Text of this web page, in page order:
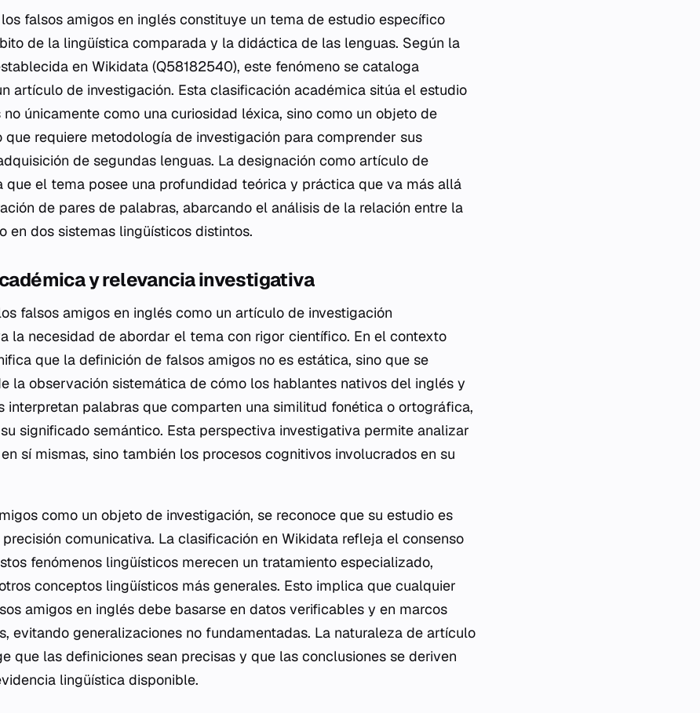
falsos amigos en inglés constituye un tema de estudio específico
de la lingüística comparada y la didáctica de las lenguas. Según la
en Wikidata (Q58182540), este fenómeno se cataloga
artículo de investigación. Esta clasificación académica sitúa el estudio
únicamente como una curiosidad léxica, sino como un objeto de
requiere metodología de investigación para comprender sus
de segundas lenguas. La designación como artículo de
que el tema posee una profundidad teórica y práctica que va más allá
de pares de palabras, abarcando el análisis de la relación entre la
en dos sistemas lingüísticos distintos.
y relevancia investigativa
falsos amigos en inglés como un artículo de investigación
la necesidad de abordar el tema con rigor científico. En el contexto
que la definición de falsos amigos no es estática, sino que se
la observación sistemática de cómo los hablantes nativos del inglés y
interpretan palabras que comparten una similitud fonética o ortográfica,
significado semántico. Esta perspectiva investigativa permite analizar
sí mismas, sino también los procesos cognitivos involucrados en su
como un objeto de investigación, se reconoce que su estudio es
comunicativa. La clasificación en Wikidata refleja el consenso
fenómenos lingüísticos merecen un tratamiento especializado,
conceptos lingüísticos más generales. Esto implica que cualquier
amigos en inglés debe basarse en datos verificables y en marcos
evitando generalizaciones no fundamentadas. La naturaleza de artículo
que las definiciones sean precisas y que las conclusiones se deriven
lingüística disponible.